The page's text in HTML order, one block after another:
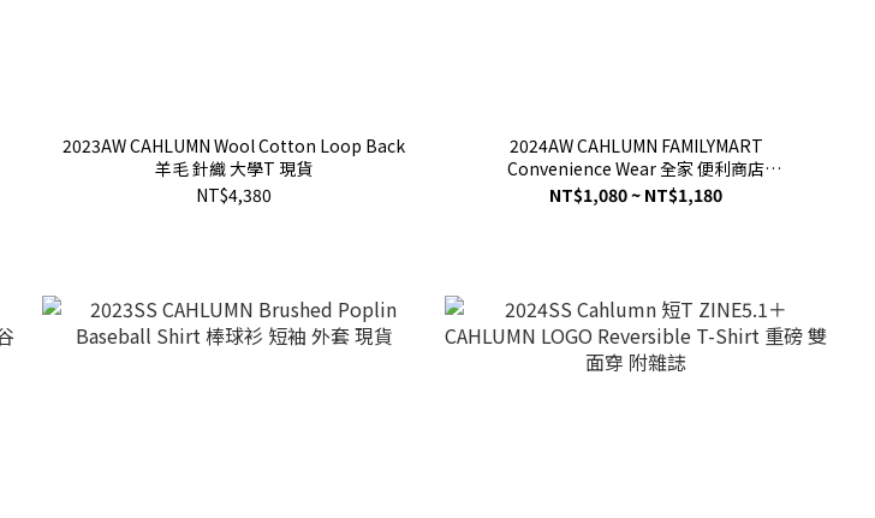
2023AW CAHLUMN Wool Cotton Loop Back
羊毛 針織 大學T 現貨
NT$4,380
2024AW CAHLUMN FAMILYMART
Convenience Wear 全家 便利商店
OVERSIZED 短T / 長T 長谷川昭雄 2色 現貨
NT$1,080 ~ NT$1,180